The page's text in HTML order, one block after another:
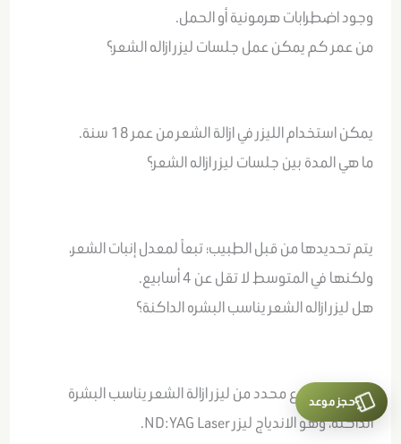
وجود اضطرابات هرمونية أو الحمل.
من عمر كم يمكن عمل جلسات ليزر ازاله الشعر؟
يمكن استخدام الليزر في ازالة الشعر من عمر 18 سنة.
ما هي المدة بين جلسات ليزر ازاله الشعر؟
يتم تحديدها من قبل الطبيب؛ تبعاً لمعدل إنبات الشعر،
ولكنها في المتوسط لا تقل عن 4 أسابيع.
هل ليزر ازاله الشعر يناسب البشره الداكنة؟
نعم، هناك نوع محدد من ليزر ازالة الشعر يناسب البشرة
الداكنة، وهو الاندياج ليزر ND:YAG Laser.
حجز موعد